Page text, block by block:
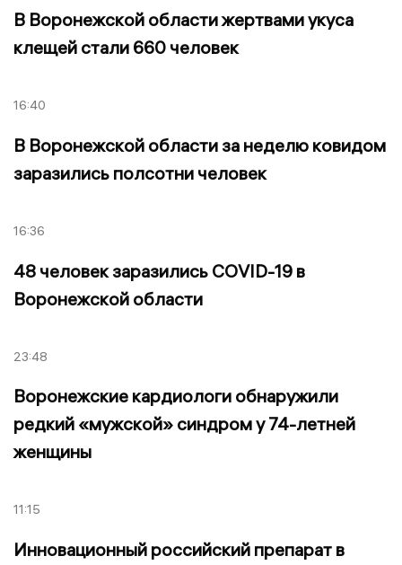
В Воронежской области жертвами укуса
клещей стали 660 человек
16:40
В Воронежской области за неделю ковидом
заразились полсотни человек
16:36
48 человек заразились COVID-19 в
Воронежской области
23:48
Воронежские кардиологи обнаружили
редкий «мужской» синдром у 74-летней
женщины
11:15
Инновационный российский препарат в